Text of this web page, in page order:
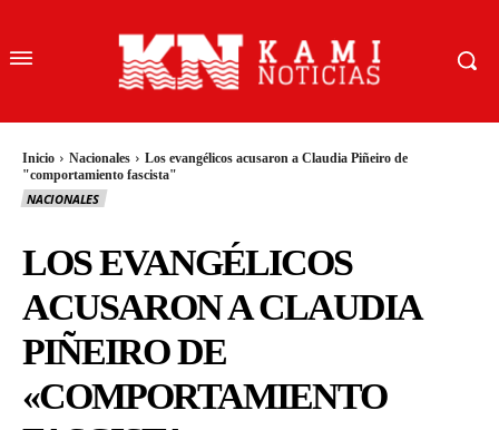
Inicio Nacionales
Los evangélicos acusaron a Claudia Piñeiro de
"comportamiento fascista"
NACIONALES
LOS EVANGÉLICOS
ACUSARON A CLAUDIA
PIÑEIRO DE
«COMPORTAMIENTO